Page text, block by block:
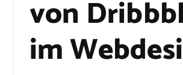
von
im